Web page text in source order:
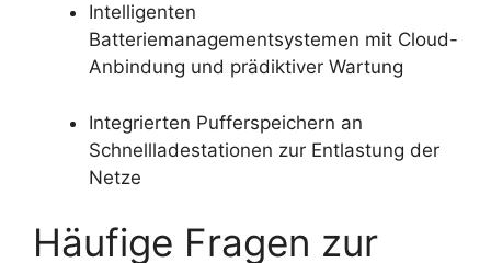
Intelligenten
Batteriemanagementsystemen mit Cloud-
Anbindung und prädiktiver Wartung
Integrierten Pufferspeichern an
Schnellladestationen zur Entlastung der
Netze
Häufige Fragen zur